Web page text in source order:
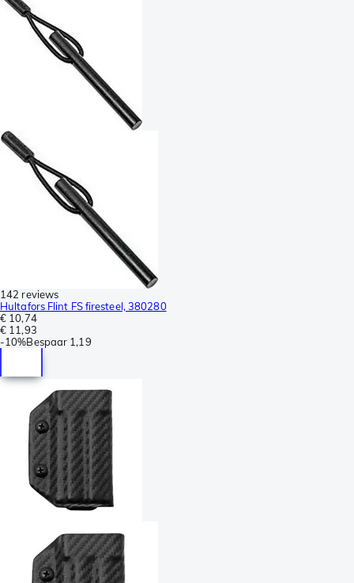
142 reviews
Hultafors Flint FS firesteel, 380280
€ 10,74
€ 11,93
-10%Bespaar 1,19